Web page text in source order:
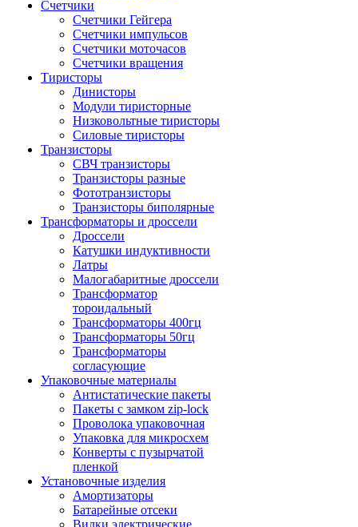
Счетчики
Счетчики Гейгера
Счетчики импульсов
Счетчики моточасов
Счетчики вращения
Тиристоры
Динисторы
Модули тиристорные
Низковольтные тиристоры
Силовые тиристоры
Транзисторы
СВЧ транзисторы
Транзисторы разные
Фототранзисторы
Транзисторы биполярные
Трансформаторы и дроссели
Дроссели
Катушки индуктивности
Латры
Малогабаритные дроссели
Трансформатор
тороидальный
Трансформаторы 400гц
Трансформаторы 50гц
Трансформаторы
согласующие
Упаковочные материалы
Антистатические пакеты
Пакеты с замком zip-lock
Проволока упаковочная
Упаковка для микросхем
Конверты с пузырчатой
пленкой
Установочные изделия
Амортизаторы
Батарейные отсеки
Вилки электрические